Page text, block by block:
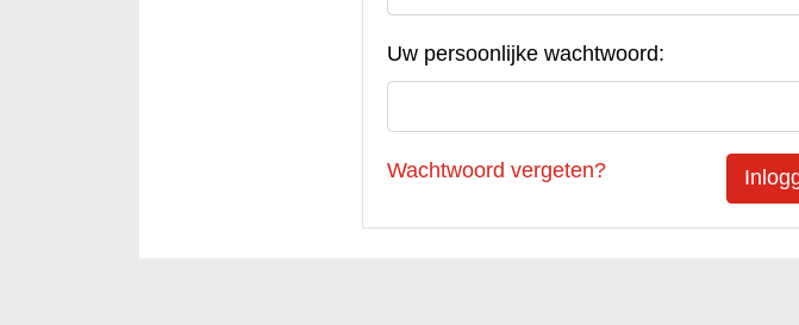
Uw persoonlijke wachtwoord:
Wachtwoord vergeten?